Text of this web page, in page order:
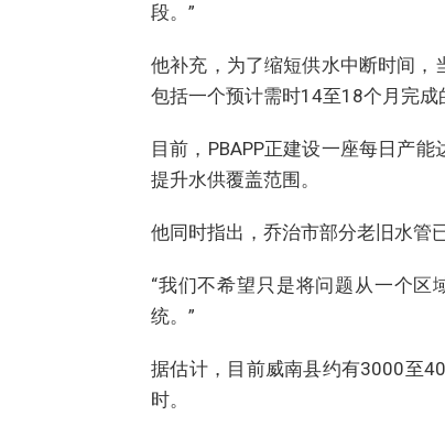
段。”
他补充，为了缩短供水中断时间，
包括一个预计需时14至18个月完成
目前，PBAPP正建设一座每日产
提升水供覆盖范围。
他同时指出，乔治市部分老旧水管
“我们不希望只是将问题从一个
统。”
据估计，目前威南县约有3000至
时。